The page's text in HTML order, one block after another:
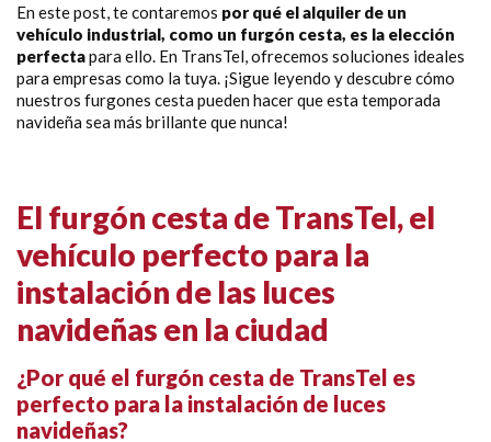
En este post, te contaremos por qué el alquiler de un
vehículo industrial, como un furgón cesta, es la elección
perfectapara ello. En TransTel, ofrecemos soluciones ideales
para empresas como la tuya. ¡Sigue leyendo y descubre cómo
nuestros furgones cesta pueden hacer que esta temporada
navideña sea más brillante que nunca!
El furgón cesta de TransTel, el
vehículo perfecto para la
instalación de las luces
navideñas en la ciudad
¿Por qué el furgón cesta de TransTel es
perfecto para la instalación de luces
navideñas?